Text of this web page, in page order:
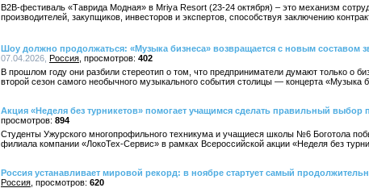
B2B-фестиваль «Таврида Модная» в Mriya Resort (23-24 октября) – это механизм
производителей, закупщиков, инвесторов и экспертов, способствуя заключению
Шоу должно продолжаться: «Музыка бизнеса» возвращается с новым составом
07.04.2026, Россия
402
В прошлом году они разбили стереотип о том, что предприниматели думают только о
второй сезон самого необычного музыкального события столицы — концерта «Музыка
Акция «Неделя без турникетов» помогает учащимся сделать правильный выбор
894
Студенты Ужурского многопрофильного техникума и учащиеся школы №6 Боготола
филиала компании «ЛокоТех-Сервис» в рамках Всероссийской акции «Неделя без
Россия устанавливает мировой рекорд: в ноябре стартует самый
Россия
620